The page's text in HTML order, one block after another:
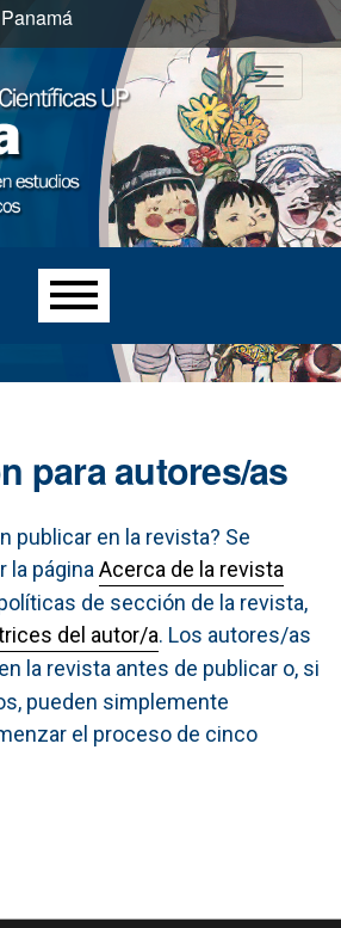
principal
sitio
para autores/as
publicar en la revista? Se
la página Acerca de la revista
de sección de la revista,
del autor/a. Los autores/as
en la revista antes de publicar o, si
pueden simplemente
el proceso de cinco